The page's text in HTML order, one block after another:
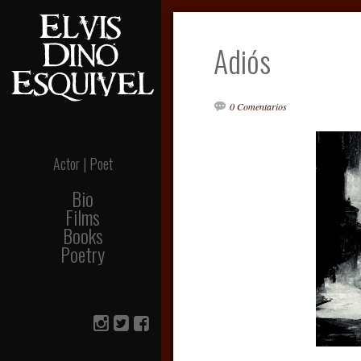
Actor | Poet
Bio
Films
Books
Poetry
Adiós
0 Comentarios